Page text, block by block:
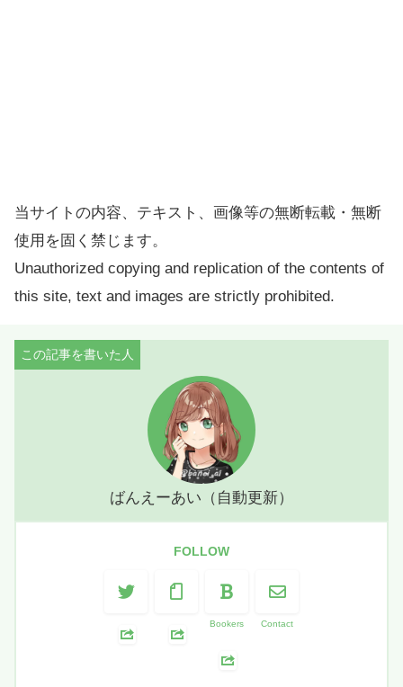
当サイトの内容、テキスト、画像等の無断転載・無断
使用を固く禁じます。
Unauthorized copying and replication of the contents of
this site, text and images are strictly prohibited.
ばんえーあい（自動更新）
FOLLOW
Bookers Contact